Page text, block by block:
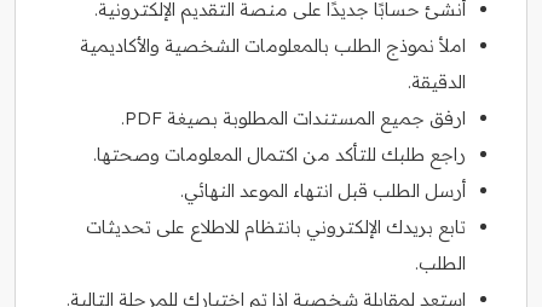
أنشئ حسابًا جديدًا على منصة التقديم الإلكترونية.
املأ نموذج الطلب بالمعلومات الشخصية والأكاديمية
الدقيقة.
ارفق جميع المستندات المطلوبة بصيغة PDF.
راجع طلبك للتأكد من اكتمال المعلومات وصحتها.
أرسل الطلب قبل انتهاء الموعد النهائي.
تابع بريدك الإلكتروني بانتظام للاطلاع على تحديثات
الطلب.
استعد لمقابلة شخصية إذا تم اختيارك للمرحلة التالية.